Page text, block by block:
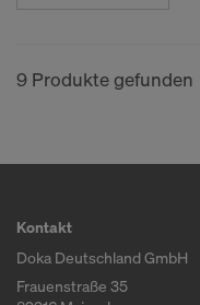
9 Produkte gefunden
Kontakt
Doka Deutschland GmbH
Frauenstraße 35